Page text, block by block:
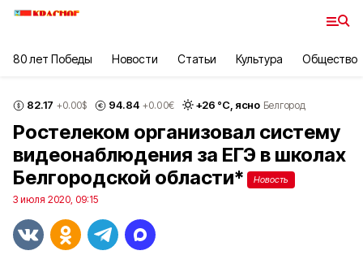
80 лет Победы Новости Статьи Культура Общество
82.17 +0.00$ 94.84 +0.00€ +26 °С, ясно Белгород
Ростелеком организовал систему
видеонаблюдения за ЕГЭ в школах
Белгородской области*
Новость
3 июля 2020, 09:15